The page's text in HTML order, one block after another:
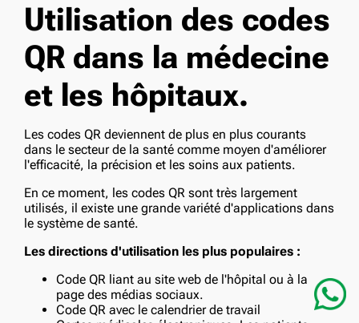
Utilisation des codes
QR dans la médecine
et les hôpitaux.
Les codes QR deviennent de plus en plus courants
dans le secteur de la santé comme moyen d'améliorer
l'efficacité, la précision et les soins aux patients.
En ce moment, les codes QR sont très largement
utilisés, il existe une grande variété d'applications dans
le système de santé.
Les directions d'utilisation les plus populaires :
Code QR liant au site web de l'hôpital ou à la
page des médias sociaux.
Code QR avec le calendrier de travail